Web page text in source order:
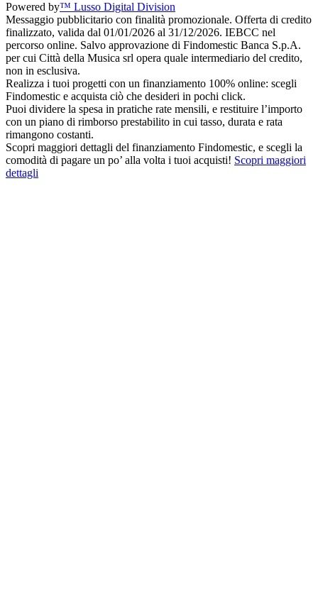
Powered by™ Lusso Digital Division
Messaggio pubblicitario con finalità promozionale. Offerta di credito
finalizzato, valida dal 01/01/2026 al 31/12/2026. IEBCC nel
percorso online. Salvo approvazione di Findomestic Banca S.p.A.
per cui Città della Musica srl opera quale intermediario del credito,
non in esclusiva.
Realizza i tuoi progetti con un finanziamento 100% online: scegli
Findomestic e acquista ciò che desideri in pochi click.
Puoi dividere la spesa in pratiche rate mensili, e restituire l’importo
con un piano di rimborso prestabilito in cui tasso, durata e rata
rimangono costanti.
Scopri maggiori dettagli del finanziamento Findomestic, e scegli la
comodità di pagare un po’ alla volta i tuoi acquisti! Scopri maggiori
dettagli